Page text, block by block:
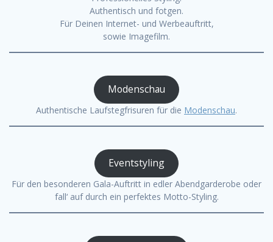
Authentisch und fotgen.
Für Deinen Internet- und Werbeauftritt,
sowie Imagefilm.
Modenschau
Authentische Laufstegfrisuren für die Modenschau.
Eventstyling
Für den besonderen Gala-Auftritt in edler Abendgarderobe oder
fall‘ auf durch ein perfektes Motto-Styling.